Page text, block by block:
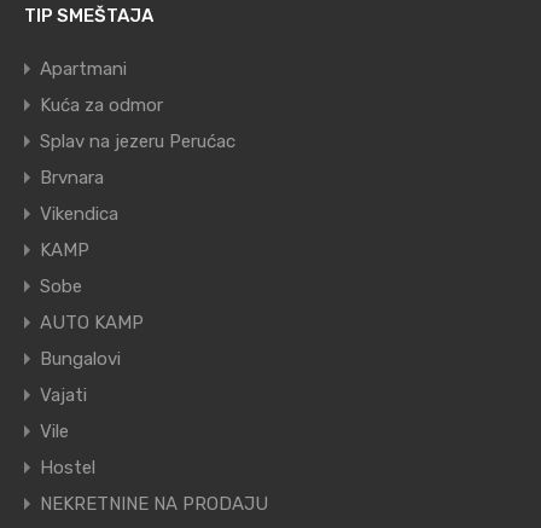
TIP SMEŠTAJA
Apartmani
Kuća za odmor
Splav na jezeru Perućac
Brvnara
Vikendica
KAMP
Sobe
AUTO KAMP
Bungalovi
Vajati
Vile
Hostel
NEKRETNINE NA PRODAJU